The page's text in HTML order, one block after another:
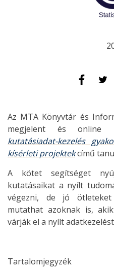
Az MTA Könyvtár és
megjelent és online
kutatásiadat-kezelés
kísérleti projektekcímű
A kötet segítséget
kutatásaikat a nyílt
végezni, de jó
mutathat azoknak is,
várják el a nyílt
Tartalomjegyzék